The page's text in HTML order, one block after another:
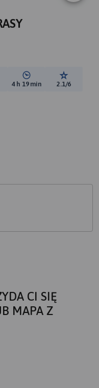
spadków:Średni czas potrzebny
4 h 19 min Ocena
2.1/6
CI SIĘ
MAPA Z